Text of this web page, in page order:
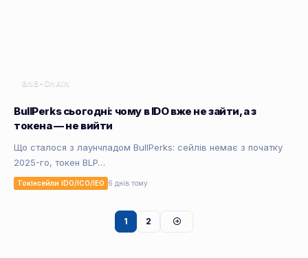
BNB-CHAIN
BullPerks сьогодні: чому в IDO вже не зайти, а з
токена — не вийти
Що сталося з лаунчпадом BullPerks: сейлів немає з початку
2025-го, токен BLP…
Токінсейли IDO/ICO/IEO 6 днів тому
1 2